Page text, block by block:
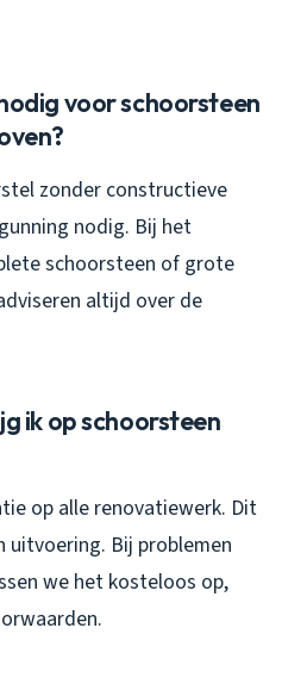
voor schoorsteen
zonder constructieve
nodig. Bij het
schoorsteen of grote
altijd over de
ik op schoorsteen
op alle renovatiewerk. Dit
Bij problemen
we het kosteloos op,